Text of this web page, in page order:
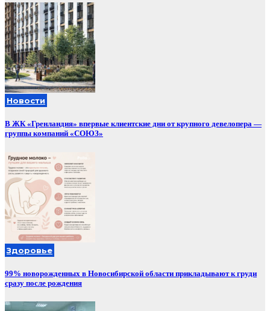
Новости
В ЖК «Гренландия» впервые клиентские дни от крупного девелопера —
группы компаний «СОЮЗ»
Здоровье
99% новорожденных в Новосибирской области прикладывают к груди
сразу после рождения